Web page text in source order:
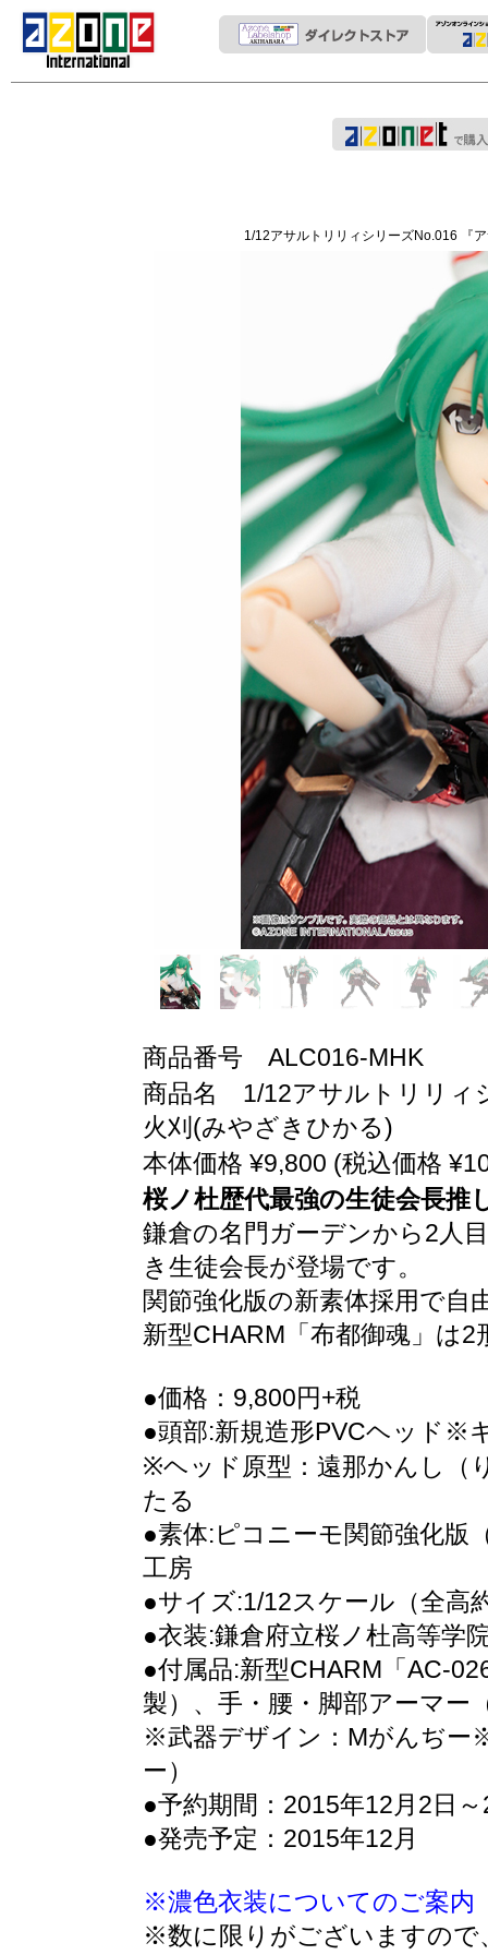
1/12アサルトリリィシリーズNo.016 『
商品番号 ALC016-MHK
商品名 1/12アサルトリリィ
火刈(みやざきひかる)
本体価格 ¥9,800 (税込価格
桜ノ杜歴代最強の生徒会長推
鎌倉の名門ガーデンから2人
き生徒会長が登場です。
関節強化版の新素体採用で
新型CHARM「布都御魂」は2
●価格：9,800円+税
●頭部:新規造形PVCヘッド※
※ヘッド原型：遠那かんし（
たる
●素体:ピコニーモ関節強化版
工房
●サイズ:1/12スケール（全高
●衣装:鎌倉府立桜ノ杜高等学
●付属品:新型CHARM「AC-
製）、手・腰・脚部アーマー
※武器デザイン：Mがんぢー
ー）
●予約期間：2015年12月2日
●発売予定：2015年12月
※濃色衣装についてのご案内
※数に限りがございますので